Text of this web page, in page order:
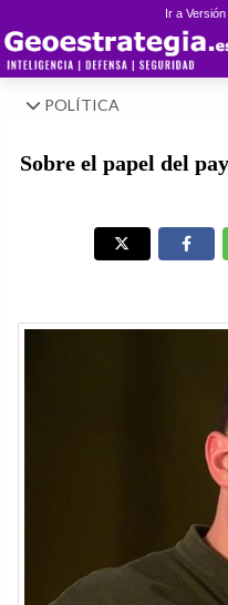
Ir a
POLÍTICA
Sobre el papel del